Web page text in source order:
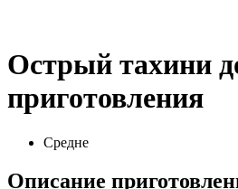
Острый тахини
приготовления
Средне
Описание